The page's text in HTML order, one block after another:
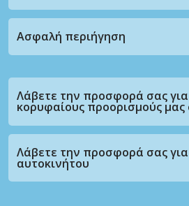
Ασφαλή περιήγηση
Λάβετε την προσφορά σας
κορυφαίους προορισμούς μας
Λάβετε την προσφορά σας για
αυτοκινήτου